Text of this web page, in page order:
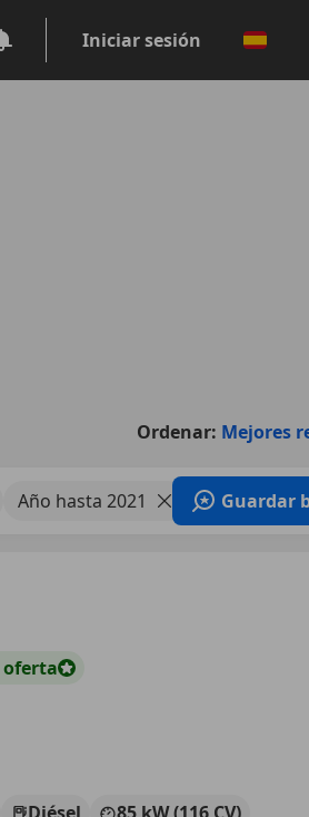
Iniciar sesión
Ordenar: Mejores
Año hasta 2021 Guardar
oferta
Diésel
85 kW (116 CV)